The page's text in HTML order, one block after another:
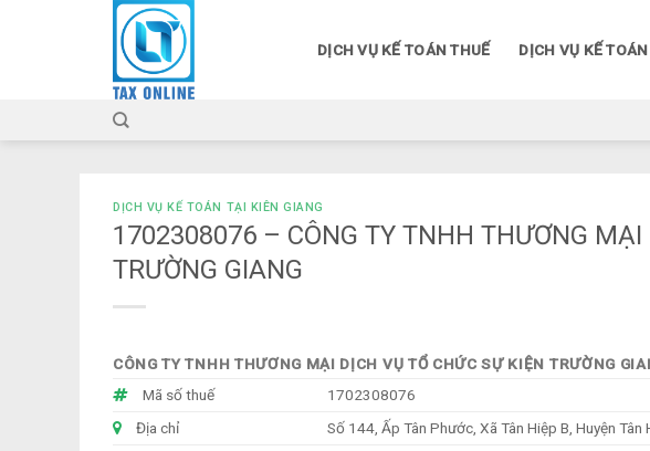
DỊCH VỤ KẾ TOÁN THUẾ DỊCH VỤ KẾ
DỊCH VỤ KẾ TOÁN TẠI KIÊN GIANG
1702308076 – CÔNG TY TNHH THƯƠNG MẠI
TRƯỜNG GIANG
CÔNG TY TNHH THƯƠNG MẠI DỊCH VỤ TỔ CHỨC SỰ KIỆN TRƯỜNG
Mã số thuế
1702308076
Địa chỉ
Số 144, Ấp Tân Phước, Xã Tân Hiệp B, Huyện Tân